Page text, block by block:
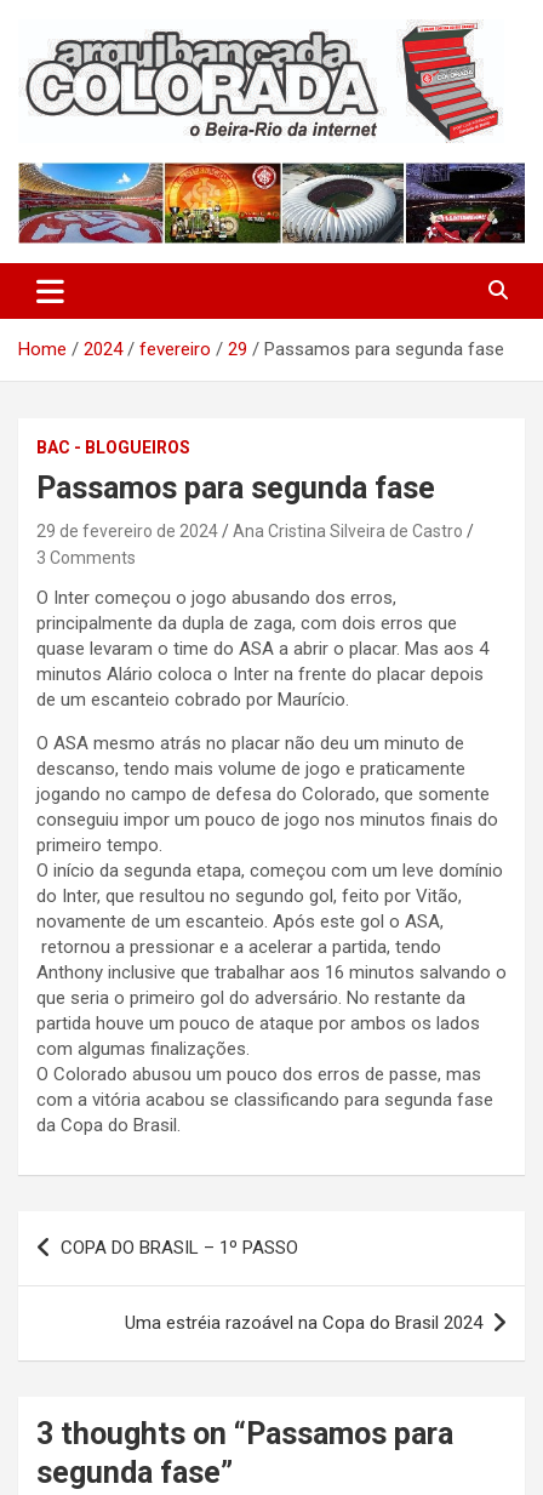
content
Arquibancada Colorada
Home 2024 fevereiro 29 Passamos para segunda fase
BAC - BLOGUEIROS
Passamos para segunda fase
29 de fevereiro de 2024
Ana Cristina Silveira de Castro
3 Comments
O Inter começou o jogo abusando dos erros,
principalmente da dupla de zaga, com dois erros que
quase levaram o time do ASA a abrir o placar. Mas aos 4
minutos Alário coloca o Inter na frente do placar depois
de um escanteio cobrado por Maurício.
O ASA mesmo atrás no placar não deu um minuto de
descanso, tendo mais volume de jogo e praticamente
jogando no campo de defesa do Colorado, que somente
conseguiu impor um pouco de jogo nos minutos finais do
primeiro tempo.
O início da segunda etapa, começou com um leve domínio
do Inter, que resultou no segundo gol, feito por Vitão,
novamente de um escanteio. Após este gol o ASA,
retornou a pressionar e a acelerar a partida, tendo
Anthony inclusive que trabalhar aos 16 minutos salvando o
que seria o primeiro gol do adversário. No restante da
partida houve um pouco de ataque por ambos os lados
com algumas finalizações.
O Colorado abusou um pouco dos erros de passe, mas
com a vitória acabou se classificando para segunda fase
da Copa do Brasil.
Navegação
de
COPA DO BRASIL – 1º PASSO
Uma estréia razoável na Copa do Brasil 2024
3 thoughts on “ Passamos para
segunda fase”